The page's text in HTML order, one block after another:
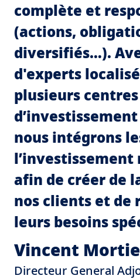
Vincent
Directeur General
complète et
(actions,
diversifiés…).
d'experts
plusieurs centres
nous intégrons
l’investissement
afin de créer de
nos clients et de
leurs besoins